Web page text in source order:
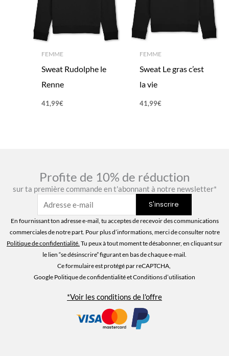
FEMME
Sweat Rudolphe le
Renne
41,99€
FEMME
Sweat Le gras c’est
la vie
41,99€
Profite de 10% de réduction
sur ta première commande en t'abonnant à notre newsletter*
En fournissant ton adresse e-mail, tu acceptes de recevoir des communications
commerciales de notre part. Pour plus d’informations, merci de consulter notre
Politique de confidentialité. Tu peux à tout moment te désabonner, en cliquant sur
le lien “se désinscrire” figurant en bas de chaque e-mail.
Ce formulaire est protégé par reCAPTCHA,
Google Politique de confidentialitéet Conditions d’utilisation
*Voir les conditions de l'offre